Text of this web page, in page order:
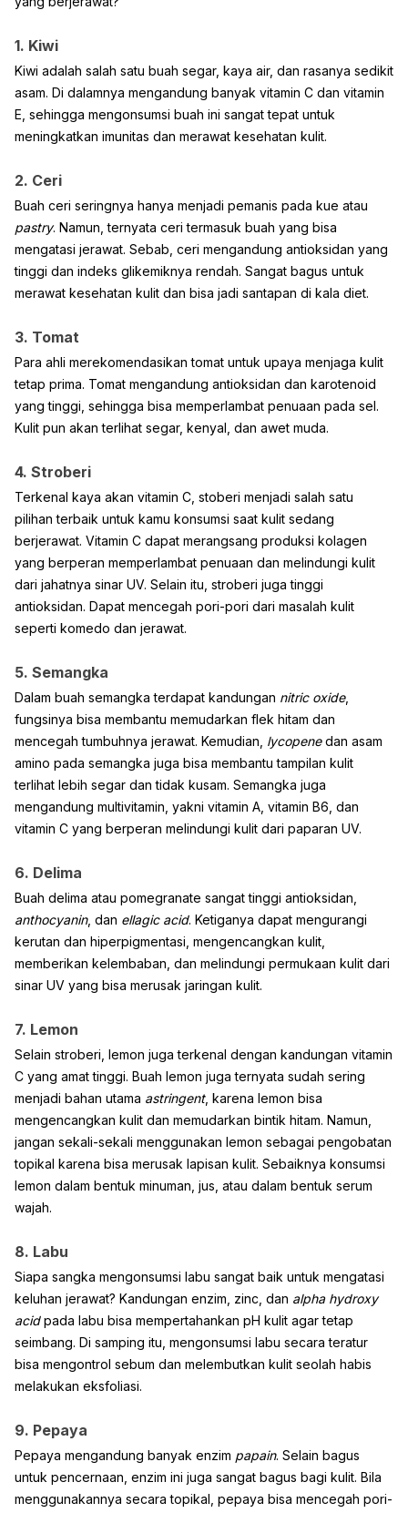
1. Kiwi
Kiwi adalah salah satu buah segar, kaya air, dan rasanya sedikit
asam. Di dalamnya mengandung banyak vitamin C dan vitamin
E, sehingga mengonsumsi buah ini sangat tepat untuk
meningkatkan imunitas dan merawat kesehatan kulit.
2. Ceri
Buah ceri seringnya hanya menjadi pemanis pada kue atau
pastry. Namun, ternyata ceri termasuk buah yang bisa
mengatasi jerawat. Sebab, ceri mengandung antioksidan yang
tinggi dan indeks glikemiknya rendah. Sangat bagus untuk
merawat kesehatan kulit dan bisa jadi santapan di kala diet.
3. Tomat
Para ahli merekomendasikan tomat untuk upaya menjaga kulit
tetap prima. Tomat mengandung antioksidan dan karotenoid
yang tinggi, sehingga bisa memperlambat penuaan pada sel.
Kulit pun akan terlihat segar, kenyal, dan awet muda.
4. Stroberi
Terkenal kaya akan vitamin C, stoberi menjadi salah satu
pilihan terbaik untuk kamu konsumsi saat kulit sedang
berjerawat. Vitamin C dapat merangsang produksi kolagen
yang berperan memperlambat penuaan dan melindungi kulit
dari jahatnya sinar UV. Selain itu, stroberi juga tinggi
antioksidan. Dapat mencegah pori-pori dari masalah kulit
seperti komedo dan jerawat.
5. Semangka
Dalam buah semangka terdapat kandungan nitric oxide,
fungsinya bisa membantu memudarkan flek hitam dan
mencegah tumbuhnya jerawat. Kemudian, lycopenedan asam
amino pada semangka juga bisa membantu tampilan kulit
terlihat lebih segar dan tidak kusam. Semangka juga
mengandung multivitamin, yakni vitamin A, vitamin B6, dan
vitamin C yang berperan melindungi kulit dari paparan UV.
6. Delima
Buah delima atau pomegranate sangat tinggi antioksidan,
anthocyanin, dan ellagic acid. Ketiganya dapat mengurangi
kerutan dan hiperpigmentasi, mengencangkan kulit,
memberikan kelembaban, dan melindungi permukaan kulit dari
sinar UV yang bisa merusak jaringan kulit.
7. Lemon
Selain stroberi, lemon juga terkenal dengan kandungan vitamin
C yang amat tinggi. Buah lemon juga ternyata sudah sering
menjadi bahan utama astringent, karena lemon bisa
mengencangkan kulit dan memudarkan bintik hitam. Namun,
jangan sekali-sekali menggunakan lemon sebagai pengobatan
topikal karena bisa merusak lapisan kulit. Sebaiknya konsumsi
lemon dalam bentuk minuman, jus, atau dalam bentuk serum
wajah.
8. Labu
Siapa sangka mengonsumsi labu sangat baik untuk mengatasi
keluhan jerawat? Kandungan enzim, zinc, dan alpha hydroxy
acidpada labu bisa mempertahankan pH kulit agar tetap
seimbang. Di samping itu, mengonsumsi labu secara teratur
bisa mengontrol sebum dan melembutkan kulit seolah habis
melakukan eksfoliasi.
9. Pepaya
Pepaya mengandung banyak enzim papain. Selain bagus
untuk pencernaan, enzim ini juga sangat bagus bagi kulit. Bila
menggunakannya secara topikal, pepaya bisa mencegah pori-